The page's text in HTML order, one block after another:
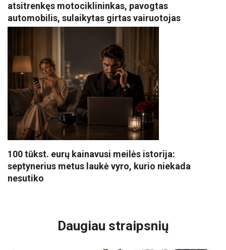
atsitrenkęs motociklininkas, pavogtas
automobilis, sulaikytas girtas vairuotojas
100 tūkst. eurų kainavusi meilės istorija:
septynerius metus laukė vyro, kurio niekada
nesutiko
Daugiau straipsnių